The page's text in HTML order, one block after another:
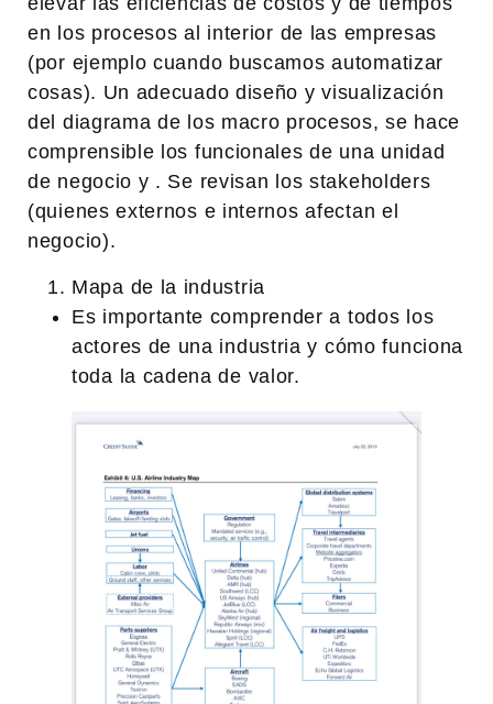
en los procesos al interior de las empresas
(por ejemplo cuando buscamos automatizar
cosas). Un adecuado diseño y visualización
del diagrama de los macro procesos, se hace
comprensible los funcionales de una unidad
de negocio y . Se revisan los stakeholders
(quienes externos e internos afectan el
negocio).
Mapa de la industria
Es importante comprender a todos los
actores de una industria y cómo funciona
toda la cadena de valor.